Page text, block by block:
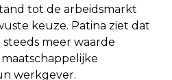
tot de arbeidsmarkt
keuze. Patina ziet dat
meer waarde
werkgever.